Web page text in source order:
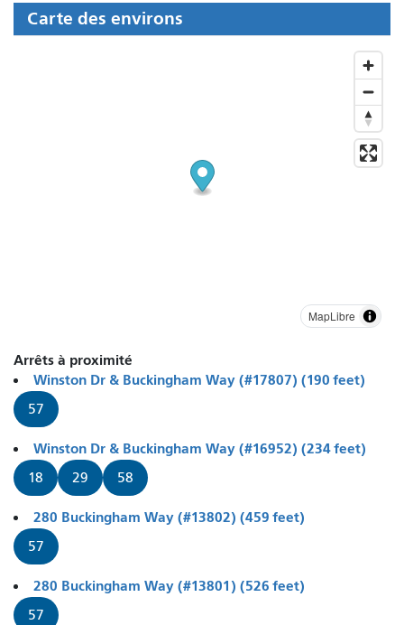
Carte des environs
MapLibre
Arrêts à proximité
Winston Dr & Buckingham Way (#17807) (190 feet)
57
Winston Dr & Buckingham Way (#16952) (234 feet)
18 29 58
280 Buckingham Way (#13802) (459 feet)
57
280 Buckingham Way (#13801) (526 feet)
57